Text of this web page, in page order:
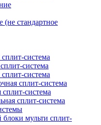
стандартное
система
система
система
сплит-система
система
сплит-система
мульти сплит-